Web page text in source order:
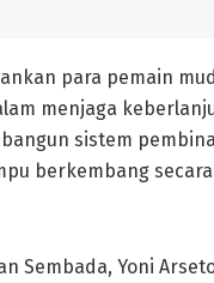
para pemain
menjaga
sistem
berkembang
Sembada, Yoni